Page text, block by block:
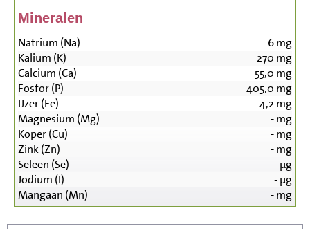
Mineralen
Natrium (Na) 6mg
Kalium (K)
270 mg
Calcium (Ca)
55,0 mg
Fosfor (P)
405,0 mg
IJzer (Fe)
4,2 mg
Magnesium (Mg)
-mg
Koper (Cu)
-mg
Zink (Zn)
-mg
Seleen (Se)
-µg
Jodium (I)
-µg
Mangaan (Mn)
-mg